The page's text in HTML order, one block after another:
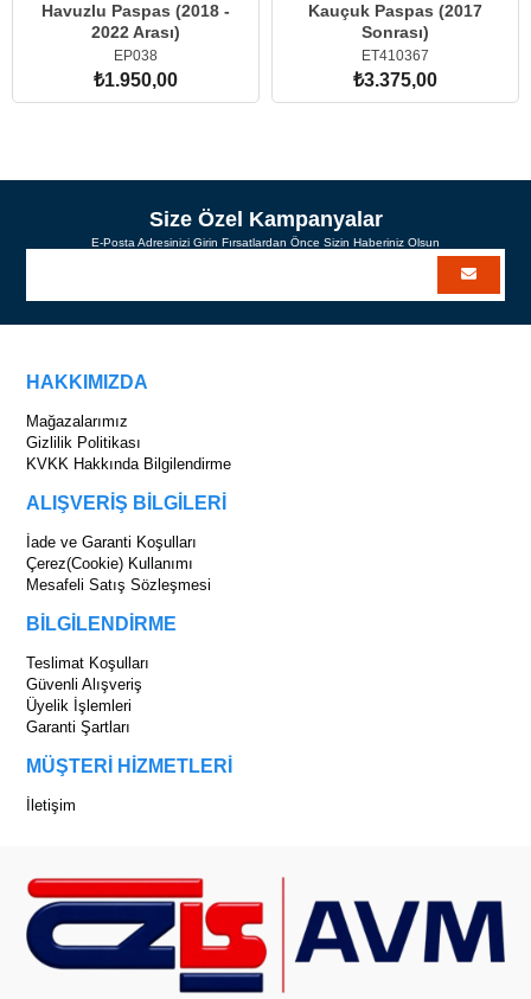
Havuzlu Paspas (2018 -
2022 Arası)
EP038
₺1.950,00
Kauçuk Paspas (2017
Sonrası)
ET410367
₺3.375,00
Size Özel Kampanyalar
E-Posta Adresinizi Girin Fırsatlardan Önce Sizin Haberiniz Olsun
HAKKIMIZDA
Mağazalarımız
Gizlilik Politikası
KVKK Hakkında Bilgilendirme
ALIŞVERİŞ BİLGİLERİ
İade ve Garanti Koşulları
Çerez(Cookie) Kullanımı
Mesafeli Satış Sözleşmesi
BİLGİLENDİRME
Teslimat Koşulları
Güvenli Alışveriş
Üyelik İşlemleri
Garanti Şartları
MÜŞTERİ HİZMETLERİ
İletişim